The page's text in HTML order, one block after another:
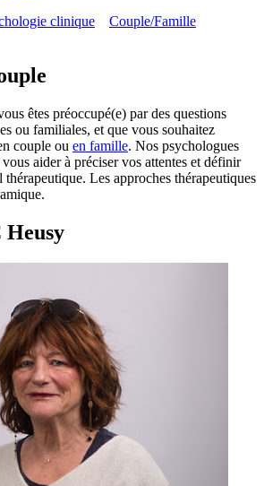
clinique
Couple/Famille
êtes préoccupé(e) par des questions
ou familiales, et que vous souhaitez
couple ou en famille. Nos psychologues
aider à préciser vos attentes et définir
Les approches thérapeutiques